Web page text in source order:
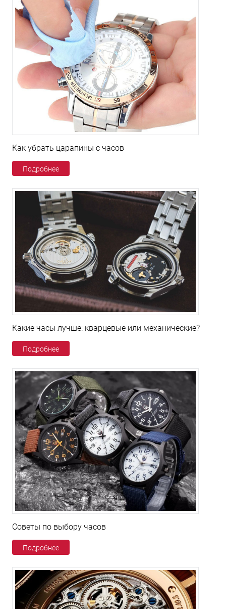
Как убрать царапины с часов
Подробнее
Какие часы лучше: кварцевые или механические?
Подробнее
Советы по выбору часов
Подробнее